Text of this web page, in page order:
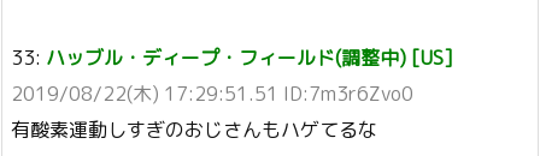
33: ハッブル・ディープ・フィールド(調整中) [US]
2019/08/22(木) 17:29:51.51 ID:7m3r6Zvo0
有酸素運動しすぎのおじさんもハゲてるな